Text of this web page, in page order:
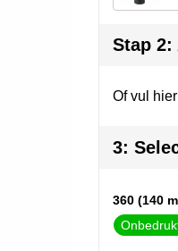
Stap 2:
Of vul
3:
360 (140